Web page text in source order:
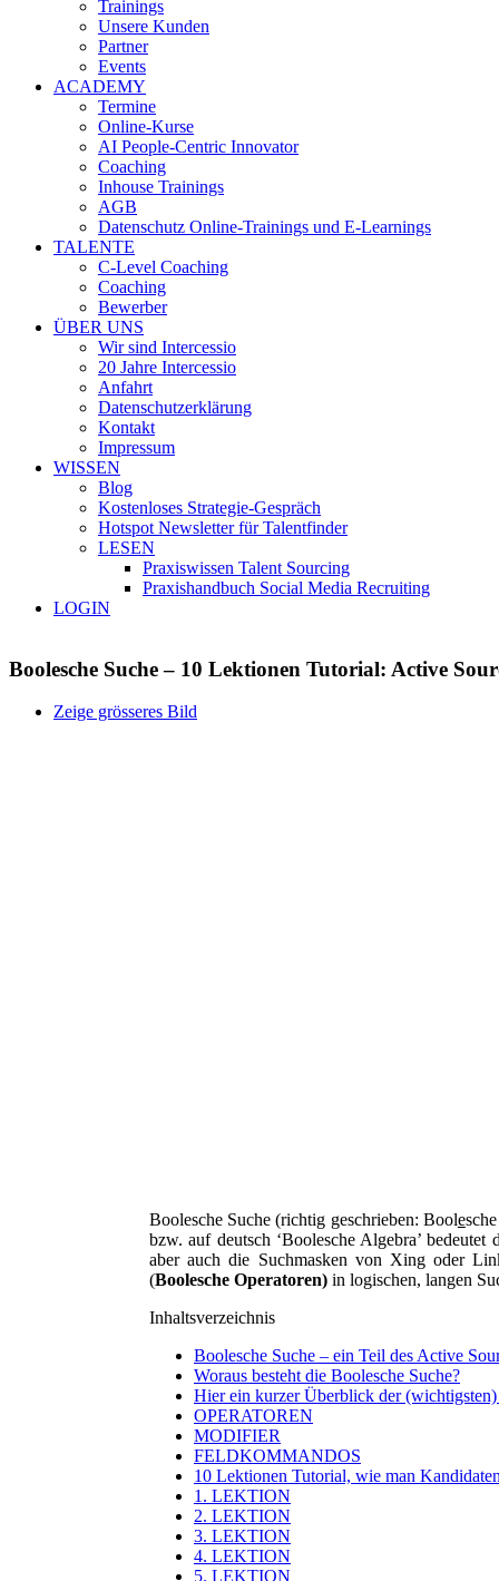
Trainings
Unsere Kunden
Partner
Events
ACADEMY
Termine
Online-Kurse
AI People-Centric Innovator
Coaching
Inhouse Trainings
AGB
Datenschutz Online-Trainings und E-Learnings
TALENTE
C-Level Coaching
Coaching
Bewerber
ÜBER UNS
Wir sind Intercessio
20 Jahre Intercessio
Anfahrt
Datenschutzerklärung
Kontakt
Impressum
WISSEN
Blog
Kostenloses Strategie-Gespräch
Hotspot Newsletter für Talentfinder
LESEN
Praxiswissen Talent Sourcing
Praxishandbuch Social Media Recruiting
LOGIN
Boolesche Suche – 10 Lektionen Tutorial: Active
Zeige grösseres Bild
Boolesche Suche (richtig geschrieben: Boole
bzw. auf deutsch ‘Boolesche Algebra’
aber auch die Suchmasken von Xing oder
(Boolesche Operatoren) in logischen, langen
Inhaltsverzeichnis
Boolesche Suche – ein Teil des Active
Woraus besteht die Boolesche Suche?
Hier ein kurzer Überblick der
OPERATOREN
MODIFIER
FELDKOMMANDOS
10 Lektionen Tutorial, wie man
1. LEKTION
2. LEKTION
3. LEKTION
4. LEKTION
5. LEKTION